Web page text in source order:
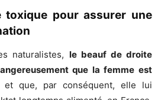
toxique pour assurer une
naturalistes, le beauf de droite
que la femme est
et que, par conséquent, elle lui